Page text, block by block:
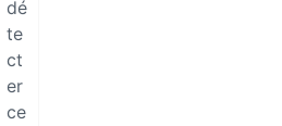
dé
te
ct
er
ce